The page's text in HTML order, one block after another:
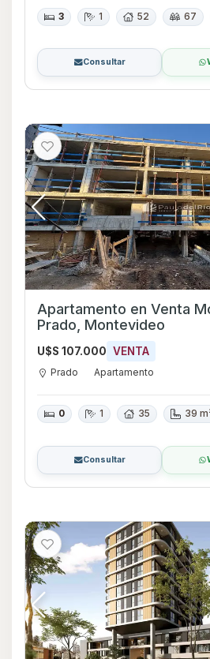
3 1 52 67
Consultar
Apartamento en Venta
Prado, Montevideo
U$S 107.000 VENTA
Prado Apartamento
0 1 35 39
Consultar